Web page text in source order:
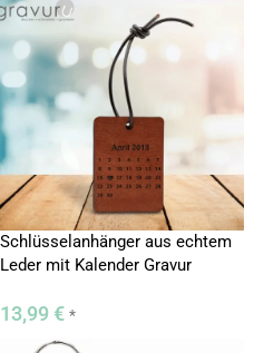
Schlüsselanhänger aus echtem
Leder mit Kalender Gravur
13,99 € *